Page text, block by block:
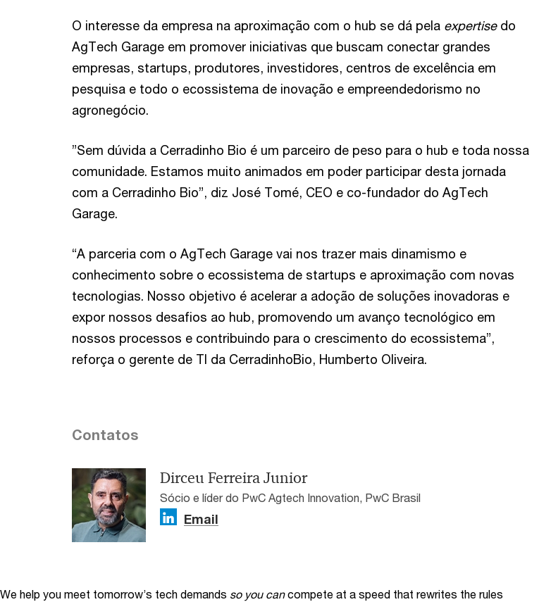
O interesse da empresa na aproximação com o hub se dá pela expertisedo
AgTech Garage em promover iniciativas que buscam conectar grandes
empresas, startups, produtores, investidores, centros de excelência em
pesquisa e todo o ecossistema de inovação e empreendedorismo no
agronegócio.
”Sem dúvida a Cerradinho Bio é um parceiro de peso para o hub e toda nossa
comunidade. Estamos muito animados em poder participar desta jornada
com a Cerradinho Bio”, diz José Tomé, CEO e co-fundador do AgTech
Garage.
“A parceria com o AgTech Garage vai nos trazer mais dinamismo e
conhecimento sobre o ecossistema de startups e aproximação com novas
tecnologias. Nosso objetivo é acelerar a adoção de soluções inovadoras e
expor nossos desafios ao hub, promovendo um avanço tecnológico em
nossos processos e contribuindo para o crescimento do ecossistema”,
reforça o gerente de TI da CerradinhoBio, Humberto Oliveira.
Contatos
Dirceu Ferreira Junior
Sócio e líder do PwC Agtech Innovation, PwC Brasil
Email
We help you meet tomorrow’s tech demands so you can compete at a speed that rewrites the rules